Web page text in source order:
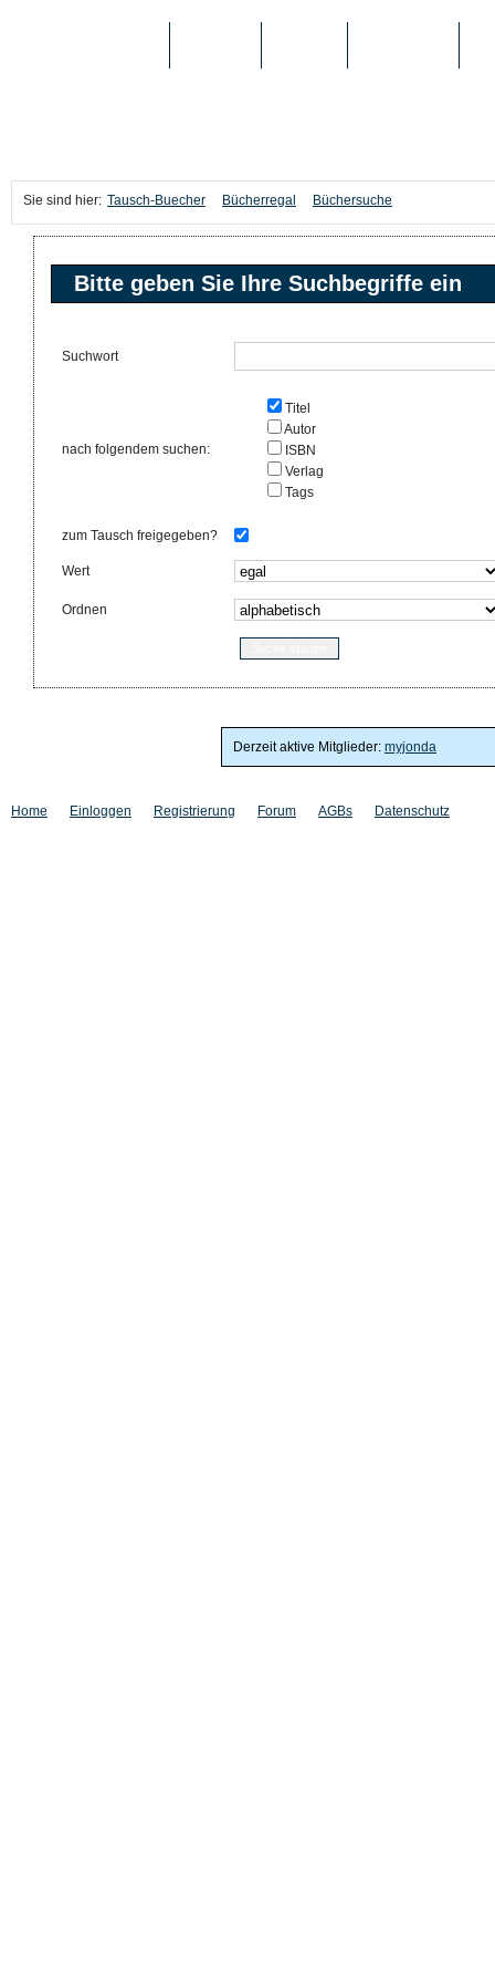
Sie sind hier: Tausch-Buecher Bücherregal Büchersuche
Bitte geben Sie Ihre Suchbegriffe ein
Suchwort
nach folgendem suchen:
Titel
Autor
ISBN
Verlag
Tags
zum Tausch freigegeben?
Wert
Ordnen
Derzeit aktive Mitglieder: myjonda
Home Einloggen Registrierung Forum AGBs Datenschutz